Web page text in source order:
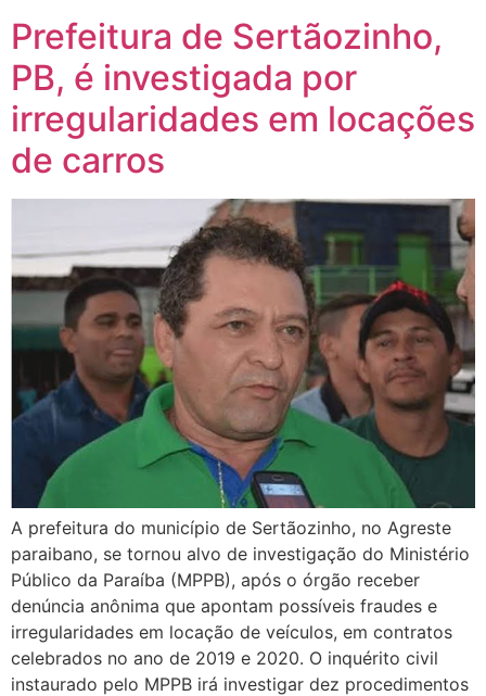
Prefeitura de Sertãozinho,
PB, é investigada por
irregularidades em locações
de carros
A prefeitura do município de Sertãozinho, no Agreste
paraibano, se tornou alvo de investigação do Ministério
Público da Paraíba (MPPB), após o órgão receber
denúncia anônima que apontam possíveis fraudes e
irregularidades em locação de veículos, em contratos
celebrados no ano de 2019 e 2020. O inquérito civil
instaurado pelo MPPB irá investigar dez procedimentos